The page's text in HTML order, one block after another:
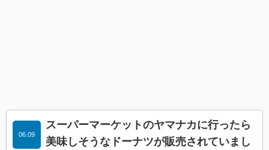
スーパーマーケットのヤマナカに行ったら
美味しそうなドーナツが販売されていまし
06.09